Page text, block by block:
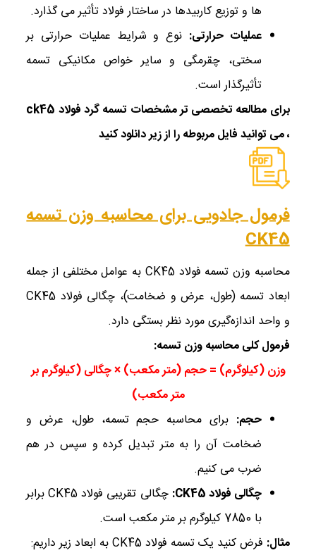
‌ها و توزیع کاربیدها در ساختار فولاد تأثیر می ‌گذارد.
عملیات حرارتی: نوع و شرایط عملیات حرارتی بر
سختی، چقرمگی و سایر خواص مکانیکی تسمه
تأثیرگذار است.
برای مطالعه تخصصی ‌تر مشخصات تسمه گرد فولاد ck45
، می ‌توانید فایل مربوطه را از زیر دانلود کنید
فرمول جادویی برای محاسبه وزن تسمه
CK45
محاسبه وزن تسمه فولاد CK45 به عوامل مختلفی از جمله
ابعاد تسمه (طول، عرض و ضخامت)، چگالی فولاد CK45
و واحد اندازه‌گیری مورد نظر بستگی دارد.
فرمول کلی محاسبه وزن تسمه:
وزن (کیلوگرم) = حجم (متر مکعب) × چگالی (کیلوگرم بر
متر مکعب)
حجم: برای محاسبه حجم تسمه، طول، عرض و
ضخامت آن را به متر تبدیل کرده و سپس در هم
ضرب می ‌کنیم.
چگالی فولاد
چگالی تقریبی فولاد CK45 برابر
با 7850 کیلوگرم بر متر مکعب است.
مثال: فرض کنید یک تسمه فولاد CK45 به ابعاد زیر داریم: